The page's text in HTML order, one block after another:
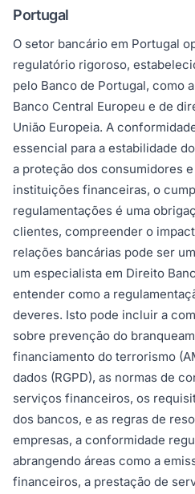
Portugal
O setor bancário em Portugal
regulatório rigoroso,
pelo Banco de Portugal, como
Banco Central Europeu e de
União Europeia. A
essencial para a estabilidade
a proteção dos consumidores
instituições financeiras, o
regulamentações é uma
clientes, compreender o
relações bancárias pode ser
um especialista em Direito
entender como a
deveres. Isto pode incluir a
sobre prevenção do
financiamento do terrorismo
dados (RGPD), as normas de
serviços financeiros, os
dos bancos, e as regras de
empresas, a conformidade
abrangendo áreas como a
financeiros, a prestação de